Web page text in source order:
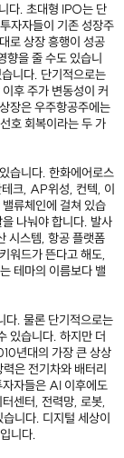
다. 초대형 IPO는 단
자자들이 기존 성장주
로 상장 흥행이 성공
향을 줄 수도 있습니
니다. 단기적으로는
후 주가 변동성이 커
장은 우주항공주에는
호 회복이라는 두 가
습니다. 한화에어로스
크, AP위성, 컨텍, 이
류체인에 걸쳐 있습
나눠야 합니다. 발사
시스템, 항공 플랫폼
워드가 뜬다고 해도,
테마의 이름보다 밸
다. 물론 단기적으로는
있습니다. 하지만 더
년대의 가장 큰 상상
은 전기차와 배터리
자들은 AI 이후에도
센터, 전력망, 로봇,
니다. 디지털 세상이
니다.